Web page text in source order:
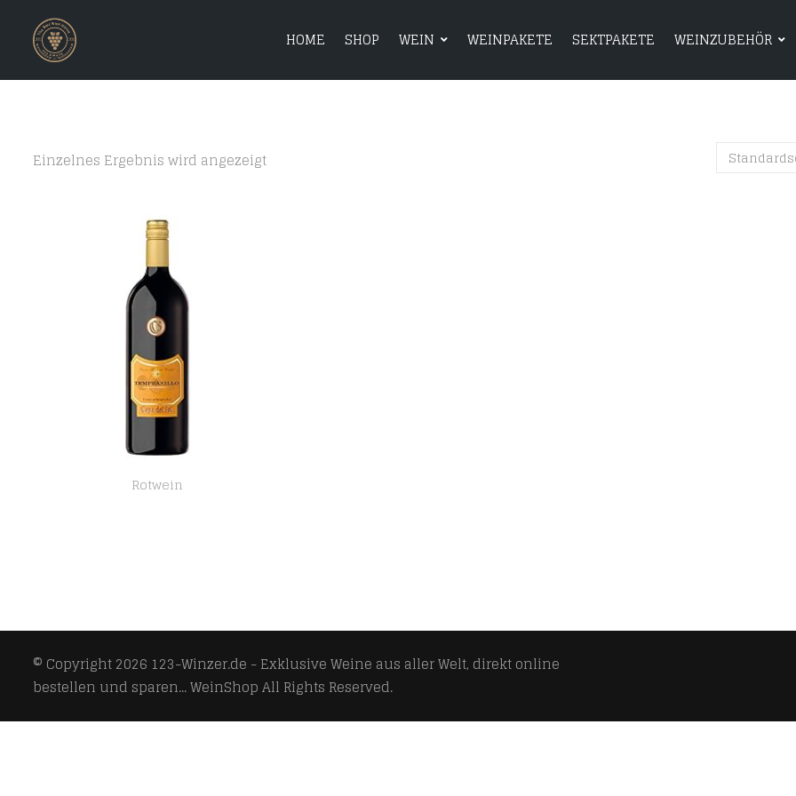
HOME SHOP WEIN WEINPAKETE SEKTPAKETE WEINZUBEHÖR
HOME SHOP WEIN WEINPAKETE
Einzelnes Ergebnis wird angezeigt
Rotwein
© Copyright 2026 123-Winzer.de - Exklusive Weine aus aller Welt, direkt online
bestellen und sparen... WeinShopAll Rights Reserved.